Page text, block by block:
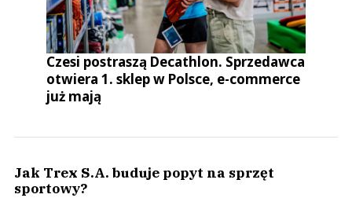
Czesi postraszą Decathlon. Sprzedawca
otwiera 1. sklep w Polsce, e-commerce
już mają
Jak Trex S.A. buduje popyt na sprzęt
sportowy?